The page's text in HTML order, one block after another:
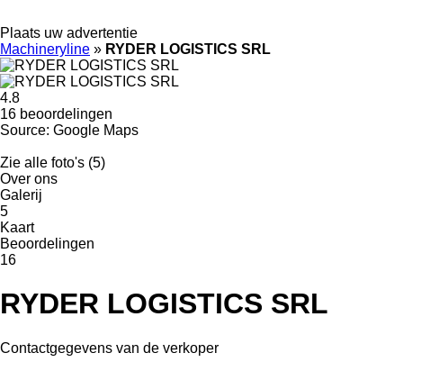
Plaats uw advertentie
Machineryline » RYDER LOGISTICS SRL
4.8
16 beoordelingen
Source: Google Maps
Zie alle foto's (5)
Over ons
Galerij
5
Kaart
Beoordelingen
16
RYDER LOGISTICS SRL
Contactgegevens van de verkoper